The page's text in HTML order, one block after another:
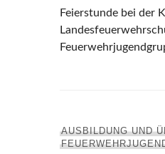
Feierstunde bei der
AUSBILDUNG UND